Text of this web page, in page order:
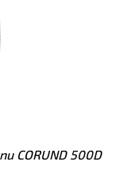
CORUND 500D